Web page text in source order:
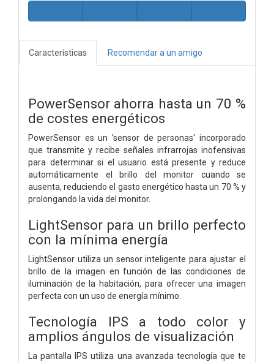
Características Recomendar a un amigo
PowerSensor ahorra hasta un 70 %
de costes energéticos
PowerSensor es un 'sensor de personas' incorporado
que transmite y recibe señales infrarrojas inofensivas
para determinar si el usuario está presente y reduce
automáticamente el brillo del monitor cuando se
ausenta, reduciendo el gasto energético hasta un 70 % y
prolongando la vida del monitor.
LightSensor para un brillo perfecto
con la mínima energía
LightSensor utiliza un sensor inteligente para ajustar el
brillo de la imagen en función de las condiciones de
iluminación de la habitación, para ofrecer una imagen
perfecta con un uso de energía mínimo.
Tecnología IPS a todo color y
amplios ángulos de visualización
La pantalla IPS utiliza una avanzada tecnología que te